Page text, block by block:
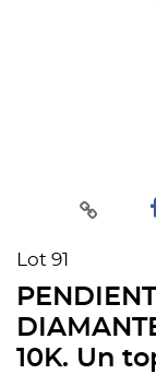
Lot 91
10K. Un